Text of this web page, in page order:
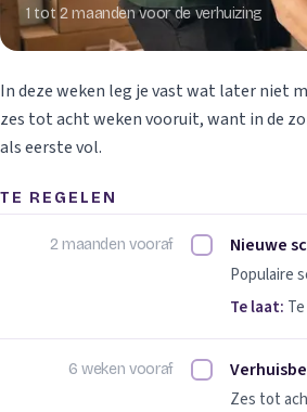
1 tot 2 maanden voor de verhuizing
In deze weken leg je vast wat later niet
zes tot acht weken vooruit, want in de
als eerste vol.
TE REGELEN
2 maanden vooraf NieuweNieuwe
Populaire
Te laat:
6 weken vooraf Verhuisbedrijf
Zes tot